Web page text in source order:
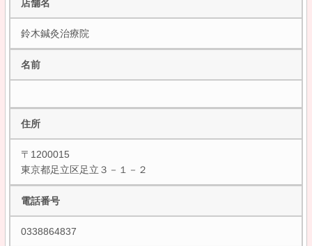
店舗名
鈴木鍼灸治療院
名前
住所
〒1200015
東京都足立区足立３－１－２
電話番号
0338864837